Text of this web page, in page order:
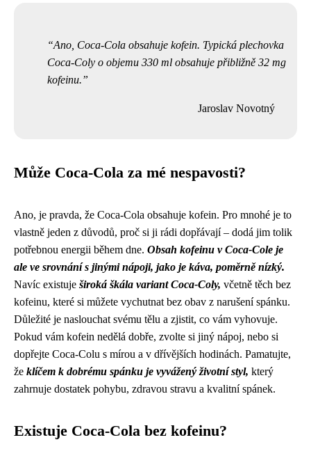
Ano, Coca-Cola obsahuje kofein. Typická plechovka
Coca-Coly o objemu 330 ml obsahuje přibližně 32 mg
kofeinu.
Jaroslav Novotný
Může Coca-Cola za mé nespavosti?
Ano, je pravda, že Coca-Cola obsahuje kofein. Pro mnohé je to
vlastně jeden z důvodů, proč si ji rádi dopřávají – dodá jim tolik
potřebnou energii během dne. Obsah kofeinu v Coca-Cole je
ale ve srovnání s jinými nápoji, jako je káva, poměrně nízký.
Navíc existuje široká škála variant Coca-Coly, včetně těch bez
kofeinu, které si můžete vychutnat bez obav z narušení spánku.
Důležité je naslouchat svému tělu a zjistit, co vám vyhovuje.
Pokud vám kofein nedělá dobře, zvolte si jiný nápoj, nebo si
dopřejte Coca-Colu s mírou a v dřívějších hodinách. Pamatujte,
že klíčem k dobrému spánku je vyvážený životní styl, který
zahrnuje dostatek pohybu, zdravou stravu a kvalitní spánek.
Existuje Coca-Cola bez kofeinu?